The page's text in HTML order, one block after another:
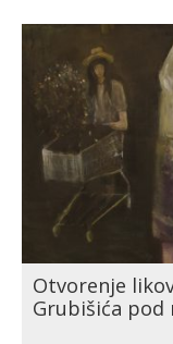
Otvorenje
Grubišića pod